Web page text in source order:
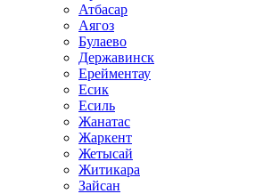
Атбасар
Аягоз
Булаево
Державинск
Ерейментау
Есик
Есиль
Жанатас
Жаркент
Жетысай
Житикара
Зайсан